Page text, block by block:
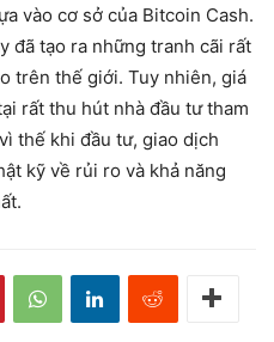
vào cơ sở của Bitcoin Cash.
đã tạo ra những tranh cãi rất
trên thế giới. Tuy nhiên, giá
rất thu hút nhà đầu tư tham
thế khi đầu tư, giao dịch
kỹ về rủi ro và khả năng